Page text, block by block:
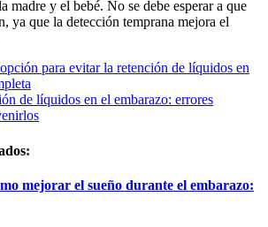
madre y el bebé. No se debe esperar a que
ya que la detección temprana mejora el
para evitar la retención de líquidos en
de líquidos en el embarazo: errores
mejorar el sueño durante el embarazo: